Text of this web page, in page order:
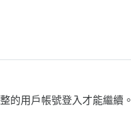
的用戶帳號登入才能繼續。